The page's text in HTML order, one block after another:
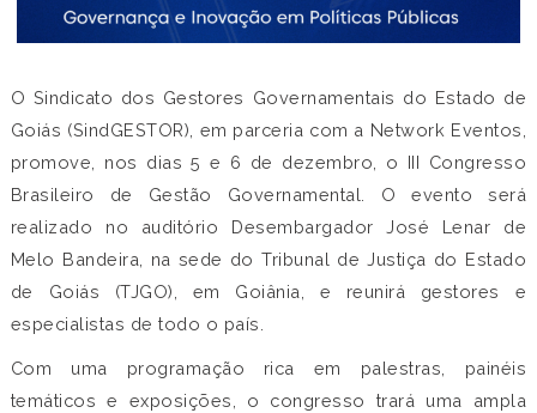
O Sindicato dos Gestores Governamentais do Estado de
Goiás (SindGESTOR), em parceria com a Network Eventos,
promove, nos dias 5 e 6 de dezembro, o III Congresso
Brasileiro de Gestão Governamental. O evento será
realizado no auditório Desembargador José Lenar de
Melo Bandeira, na sede do Tribunal de Justiça do Estado
de Goiás (TJGO), em Goiânia, e reunirá gestores e
especialistas de todo o país.
Com uma programação rica em palestras, painéis
temáticos e exposições, o congresso trará uma ampla